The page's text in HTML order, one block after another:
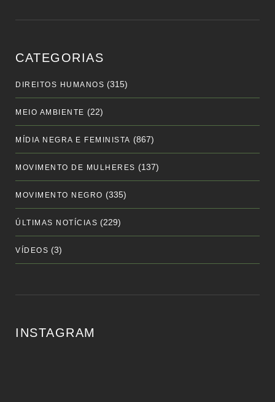
CATEGORIAS
DIREITOS HUMANOS (315)
MEIO AMBIENTE (22)
MÍDIA NEGRA E FEMINISTA (867)
MOVIMENTO DE MULHERES (137)
MOVIMENTO NEGRO (335)
ÚLTIMAS NOTÍCIAS (229)
VÍDEOS (3)
INSTAGRAM